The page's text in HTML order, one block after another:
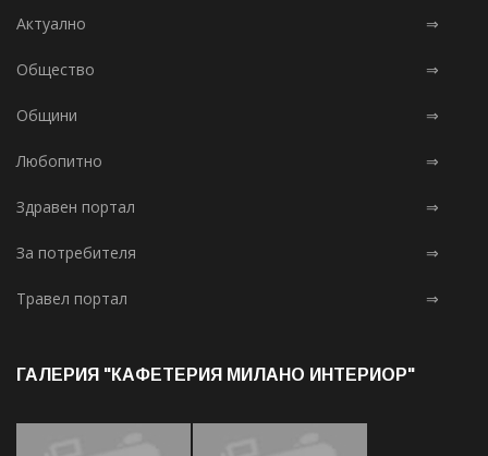
Актуално ⇒
Общество ⇒
Общини ⇒
Любопитно ⇒
Здравен портал ⇒
За потребителя ⇒
Травел портал ⇒
ГАЛЕРИЯ "КАФЕТЕРИЯ МИЛАНО ИНТЕРИОР"